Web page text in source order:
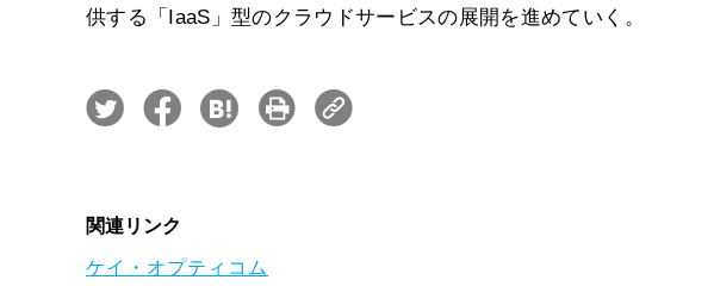
供する「IaaS」型のクラウドサービスの展開を進めていく。
関連リンク
ケイ・オプティコム